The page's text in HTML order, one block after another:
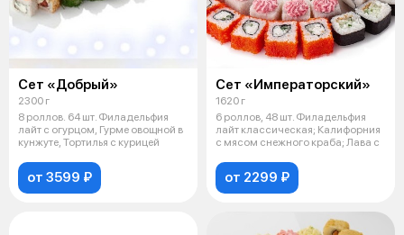
Сет «Добрый»
2300 г
8 роллов. 64 шт. Филадельфия
лайт с огурцом, Гурме овощной в
кунжуте, Тортилья с курицей
от 3599 ₽
Сет «Императорский»
1620 г
6 роллов, 48 шт. Филадельфия
лайт классическая; Калифорния
с мясом снежного краба; Лава с
от 2299 ₽